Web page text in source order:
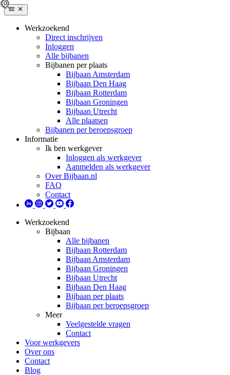
Werkzoekend
Direct inschrijven
Inloggen
Alle bijbanen
Bijbanen per plaats
Bijbaan Amsterdam
Bijbaan Den Haag
Bijbaan Rotterdam
Bijbaan Groningen
Bijbaan Utrecht
Alle plaatsen
Bijbanen per beroepsgroep
Informatie
Ik ben werkgever
Inloggen als werkgever
Aanmelden als werkgever
Over Bijbaan.nl
FAQ
Contact
Werkzoekend
Bijbaan
Alle bijbanen
Bijbaan Rotterdam
Bijbaan Amsterdam
Bijbaan Groningen
Bijbaan Utrecht
Bijbaan Den Haag
Bijbaan per plaats
Bijbaan per beroepsgroep
Meer
Veelgestelde vragen
Contact
Voor werkgevers
Over ons
Contact
Blog